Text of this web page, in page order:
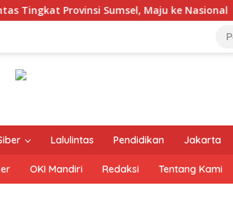
Provinsi Sumsel, Maju ke Nasional
Lalulintas Pendidikan Jakarta
OKI Mandiri Redaksi Tentang Kami